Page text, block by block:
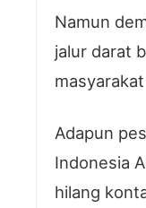
Namun
jalur darat
Adapun
Indonesia
hilang